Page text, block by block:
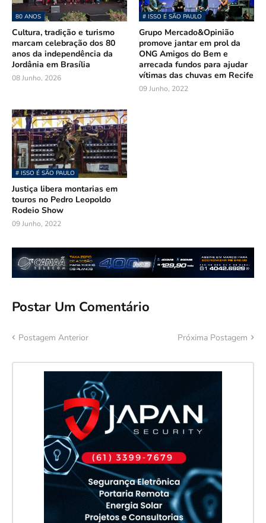
80 ANOS
Cultura, tradição e turismo
marcam celebração dos 80
anos da independência da
Jordânia em Brasília
08 Junho, 2026
# ISSO É SÃO PAULO
Grupo Mercado&Opinião
promove jantar em prol da
ONG Amigos do Bem e
arrecada fundos para ajudar
vítimas das chuvas em Recife
09 Junho, 2022
# ISSO É SÃO PAULO
Justiça libera montarias em
touros no Pedro Leopoldo
Rodeio Show
09 Junho, 2022
Postar Um Comentário
Postagem Anterior Próxima Postagem